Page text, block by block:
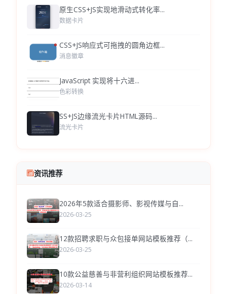
原生CSS+JS实现地滑动式转化率...
数据卡片
CSS+JS响应式可拖拽的圆角边框...
消息徽章
JavaScript 实现将十六进...
色彩转换
SS+JS边缘流光卡片HTML源码...
流光卡片
资讯推荐
2026年5款适合摄影师、影视传媒与自...
2026-03-25
12款招聘求职与众包接单网站模板推荐（...
2026-03-25
10款公益慈善与非营利组织网站模板推荐...
2026-03-14